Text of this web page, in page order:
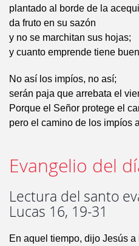
plantado al borde de la
da fruto en su sazón
y no se marchitan sus hojas;
y cuanto emprende tiene
No así los impíos, no así;
serán paja que arrebata el
Porque el Señor protege el
pero el camino de los impíos
Evangelio del
Lectura del santo
Lucas 16, 19-31
En aquel tiempo, dijo Jesús a